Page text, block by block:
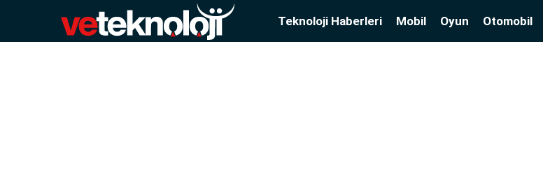
Teknoloji Haberleri Mobil Oyun Otomobil